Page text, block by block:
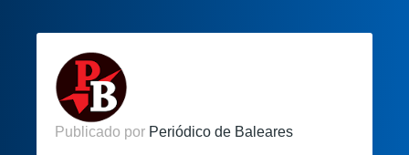
Publicado por Periódico de Baleares